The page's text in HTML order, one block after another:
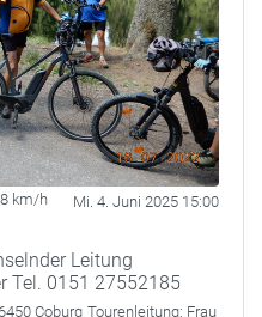
km/h Mi. 4. Juni 2025 15:00
Leitung
Tel. 0151 27552185
Coburg Tourenleitung: Frau